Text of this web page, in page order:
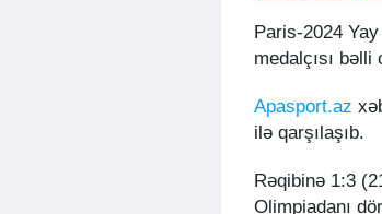
Paris-2024
medalçısı bəlli
Apasport.az
ilə qarşılaşıb.
Rəqibinə 1:3
Olimpiadanı